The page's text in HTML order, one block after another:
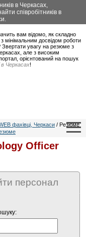
в Черкасах,
співробітників в
вам відомо, як складно
з мінімальним досвідом роботи
Звертати увагу на резюме з
але з високим
орієнтований на пошук
в Черкасах!
фахівці, Черкаси / Резюме
Officer
персонал